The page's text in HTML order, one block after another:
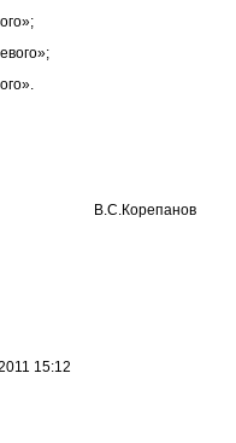
В.С.Корепанов
15:12